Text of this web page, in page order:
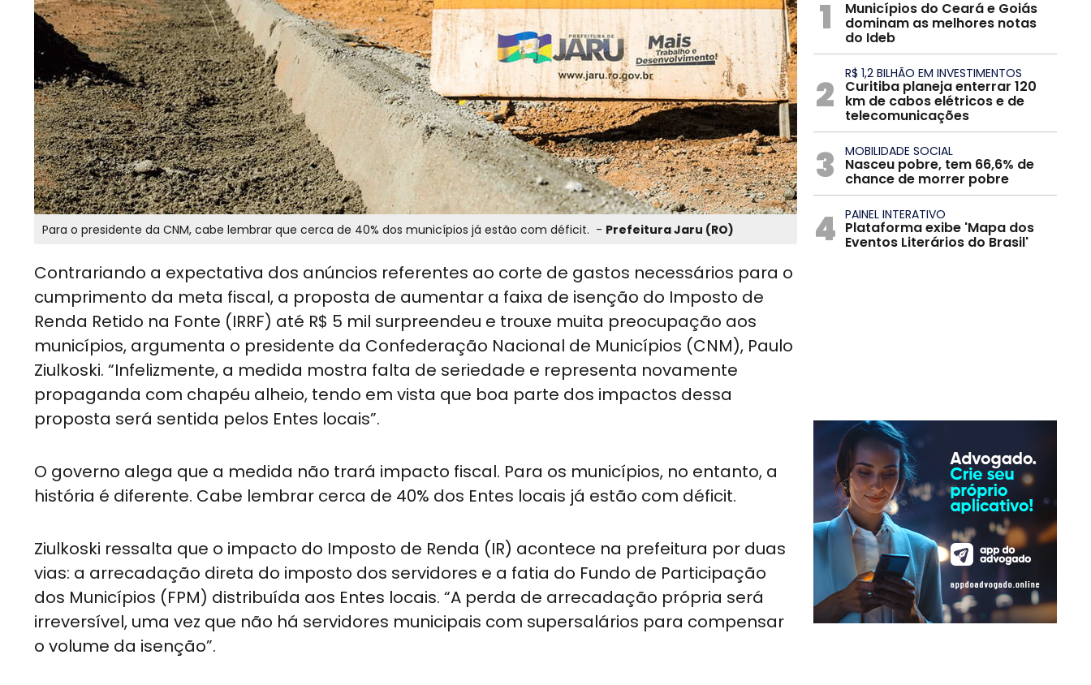
Para o presidente da CNM, cabe lembrar que cerca de 40% dos municípios já estão com déficit. - Prefeitura Jaru (RO)
Contrariando a expectativa dos anúncios referentes ao corte de gastos necessários para o
cumprimento da meta fiscal, a proposta de aumentar a faixa de isenção do Imposto de
Renda Retido na Fonte (IRRF) até R$ 5 mil surpreendeu e trouxe muita preocupação aos
municípios, argumenta o presidente da Confederação Nacional de Municípios (CNM), Paulo
Ziulkoski. “Infelizmente, a medida mostra falta de seriedade e representa novamente
propaganda com chapéu alheio, tendo em vista que boa parte dos impactos dessa
proposta será sentida pelos Entes locais”.
O governo alega que a medida não trará impacto fiscal. Para os municípios, no entanto, a
história é diferente. Cabe lembrar cerca de 40% dos Entes locais já estão com déficit.
Ziulkoski ressalta que o impacto do Imposto de Renda (IR) acontece na prefeitura por duas
vias: a arrecadação direta do imposto dos servidores e a fatia do Fundo de Participação
dos Municípios (FPM) distribuída aos Entes locais. “A perda de arrecadação própria será
irreversível, uma vez que não há servidores municipais com supersalários para compensar
o volume da isenção”.
1 Municípios do Ceará e Goiás
dominam as melhores notas
do Ideb
2 R$ 1,2 BILHÃO EM INVESTIMENTOS
Curitiba planeja enterrar 120
km de cabos elétricos e de
telecomunicações
3 MOBILIDADE SOCIAL
Nasceu pobre, tem 66,6% de
chance de morrer pobre
4 PAINEL INTERATIVO
Plataforma exibe 'Mapa dos
Eventos Literários do Brasil'